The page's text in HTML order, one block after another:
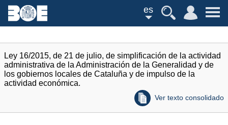
es
Ley 16/2015, de 21 de julio, de simplificación de la actividad
administrativa de la Administración de la Generalidad y de
los gobiernos locales de Cataluña y de impulso de la
actividad económica.
Ver texto consolidado